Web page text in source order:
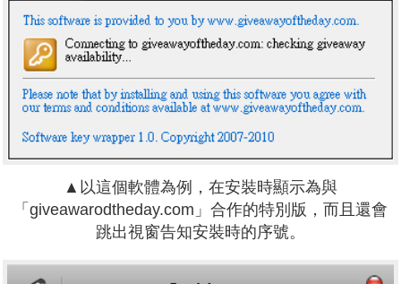
▲以這個軟體為例，在安裝時顯示為與
「giveawarodtheday.com」合作的特別版，而且還會
跳出視窗告知安裝時的序號。